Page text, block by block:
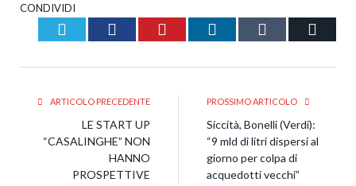
CONDIVIDI
Twitter Facebook Pinterest LinkedIn Tumblr
ARTICOLO PRECEDENTE
LE START UP
“CASALINGHE” NON
HANNO
PROSPETTIVE
PROSSIMO ARTICOLO
Siccità, Bonelli (Verdi):
“9 mld di litri dispersi al
giorno per colpa di
acquedotti vecchi”